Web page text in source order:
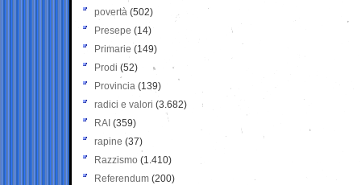
povertà (502)
Presepe (14)
Primarie (149)
Prodi (52)
Provincia (139)
radici e valori (3.682)
RAI (359)
rapine (37)
Razzismo (1.410)
Referendum (200)